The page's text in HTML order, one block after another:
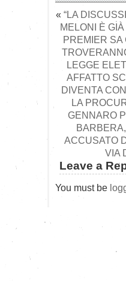
« “LA
MELONI È
PREMIER SA
LEGGE
AFFATTO
DIVENTA
LA
GENNARO
ACCUSATO
VIA
Leave a
You must be